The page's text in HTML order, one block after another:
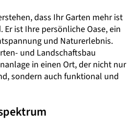
dass Ihr Garten mehr ist
Er ist Ihre persönliche Oase, ein
und Naturerlebnis.
und Landschaftsbau
in einen Ort, der nicht nur
sondern auch funktional und